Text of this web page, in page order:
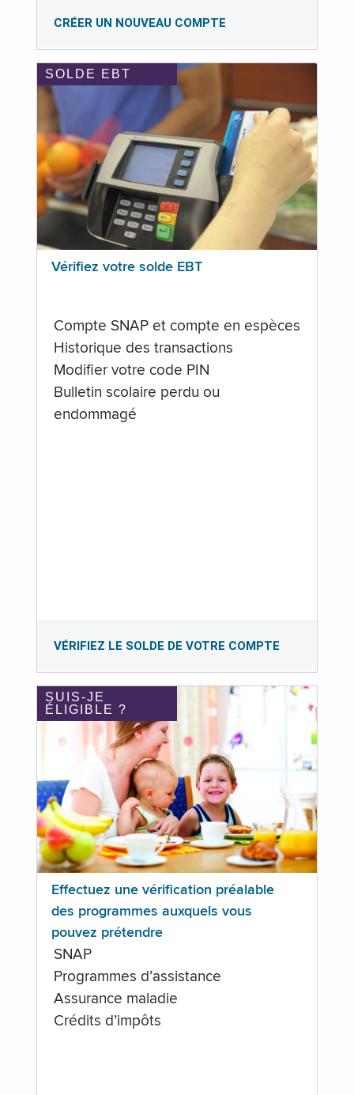
CRÉER UN NOUVEAU COMPTE
SOLDE EBT
Vérifiez votre solde EBT
Compte SNAP et compte en espèces
Historique des transactions
Modifier votre code PIN
Bulletin scolaire perdu ou
endommagé
VÉRIFIEZ LE SOLDE DE VOTRE COMPTE
SUIS-JE
ÉLIGIBLE ?
Effectuez une vérification préalable
des programmes auxquels vous
pouvez prétendre
SNAP
Programmes d’assistance
Assurance maladie
Crédits d’impôts